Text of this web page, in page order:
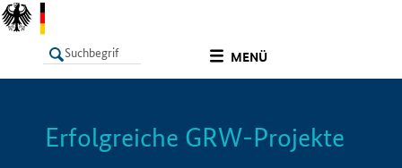
MENÜ
LISTE Info
Erfolgreiche GRW-Projekte